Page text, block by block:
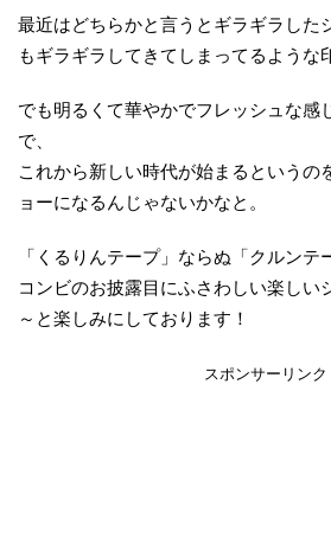
最近はどちらかと言うとギラギラした
もギラギラしてきてしまってるような
でも明るくて華やかでフレッシュな感
で、
これから新しい時代が始まるというの
ョーになるんじゃないかなと。
「くるりんテープ」ならぬ「クルン
コンビのお披露目にふさわしい楽しい
～と楽しみにしております！
スポンサーリンク